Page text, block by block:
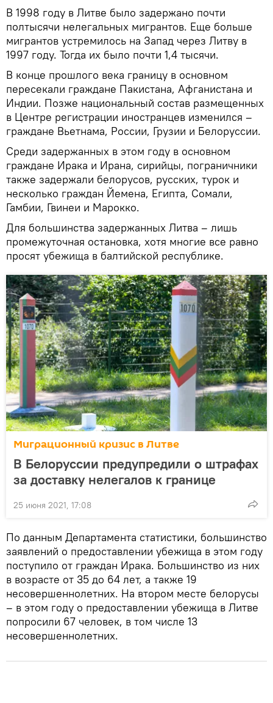
В 1998 году в Литве было задержано почти
полтысячи нелегальных мигрантов. Еще больше
мигрантов устремилось на Запад через Литву в
1997 году. Тогда их было почти 1,4 тысячи.
В конце прошлого века границу в основном
пересекали граждане Пакистана, Афганистана и
Индии. Позже национальный состав размещенных
в Центре регистрации иностранцев изменился –
граждане Вьетнама, России, Грузии и Белоруссии.
Среди задержанных в этом году в основном
граждане Ирака и Ирана, сирийцы, пограничники
также задержали белорусов, русских, турок и
несколько граждан Йемена, Египта, Сомали,
Гамбии, Гвинеи и Марокко.
Для большинства задержанных Литва – лишь
промежуточная остановка, хотя многие все равно
просят убежища в балтийской республике.
Миграционный кризис в Литве
В Белоруссии предупредили о штрафах
за доставку нелегалов к границе
25 июня 2021, 17:08
По данным Департамента статистики, большинство
заявлений о предоставлении убежища в этом году
поступило от граждан Ирака. Большинство из них
в возрасте от 35 до 64 лет, а также 19
несовершеннолетних. На втором месте белорусы
– в этом году о предоставлении убежища в Литве
попросили 67 человек, в том числе 13
несовершеннолетних.